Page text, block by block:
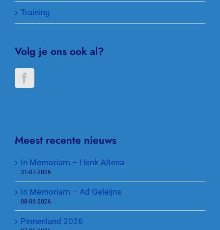
Training
Volg je ons ook al?
Meest recente nieuws
In Memoriam – Henk Altena
31-07-2026
In Memoriam – Ad Geleijns
08-06-2026
Pinnenland 2026